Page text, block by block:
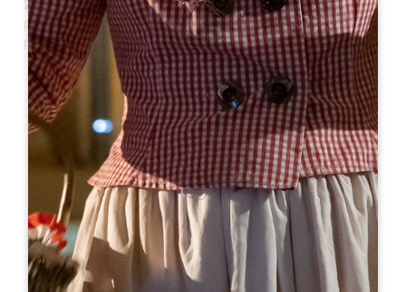
22 communes du Grand Saint-Émilionnais. Le tout
pour capter l’essence du coin : ses pépites, ses
paysages de ouf et surtout,ses gens.
Un format immersif et hors des sentiers battus
Exploration 100% à vélo, entrevignes, villages,
rivière et patrimoine . Chaque épisode explore
l'une des facettes du territoire : légendes locales,
coulisses des appellations, secrets bien gardés…
Pas juste une visite, une vraie immersion.
Des rencontres qui font vibrer le territoire
Vignerons, artisans, chefs, tous passionnés : cette
série met les humains au cœur de l’expérience.Vol
en montgolfière, virée en side-car, apéro
vigneron
… On est sur de l’authentique, du vrai, du
local.